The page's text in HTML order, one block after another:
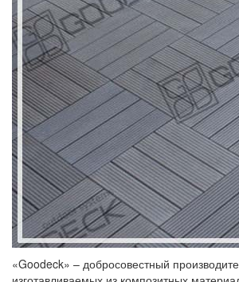
«Goodeck» – добросовестный